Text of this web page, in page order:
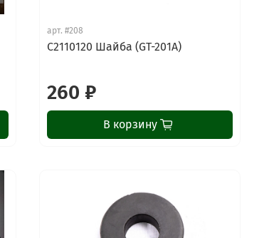
арт.#208
C2110120 Шайба (GT-201A)
260 ₽
В корзину